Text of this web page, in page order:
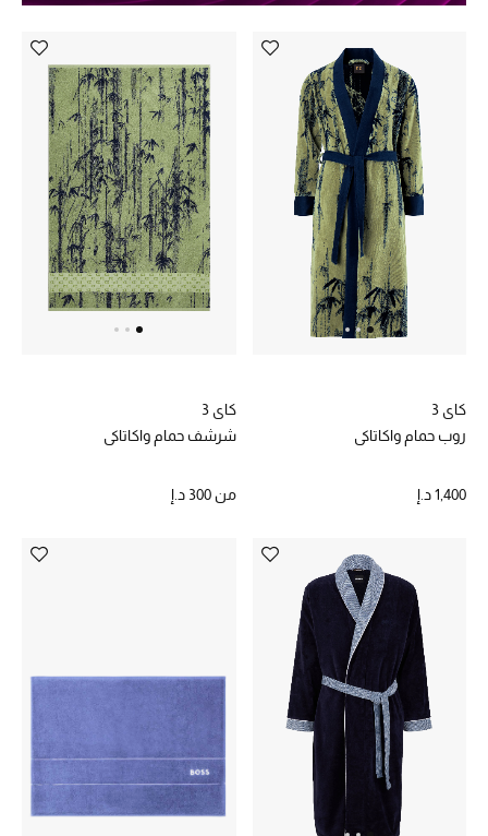
الأحذية
الموسم الجديد
أحذية النسائية
تشكيلة الأحذية
الأحذية الرجالية
أحذية للأطفال
أبرز المصممين
أحذية مختارة
خصومات
جميع مستحضرات الجمال
الجديد في عالم الجمال
الأكثر مبيعاً
كاي 3
روب حمام واكاتاكي
1,400 د.إ
كاي 3
شرشف حمام واكاتاكي
من 300 د.إ